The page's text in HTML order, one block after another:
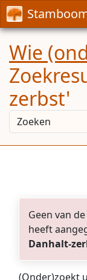
Wie
zerbst'
Geen van
heeft
Danhalt-
(Onder)zoekt